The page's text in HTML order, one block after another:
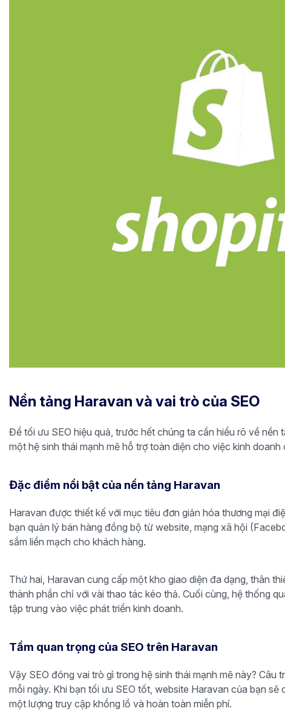
Nền tảng Haravan và vai trò của SEO
Để tối ưu SEO hiệu quả, trước hết chúng ta cần hiểu rõ về
một hệ sinh thái mạnh mẽ hỗ trợ toàn diện cho việc kinh doanh
Đặc điểm nổi bật của nền tảng Haravan
Haravan được thiết kế với mục tiêu đơn giản hóa thương mại
bạn quản lý bán hàng đồng bộ từ website, mạng xã hội
sắm liền mạch cho khách hàng.
Thứ hai, Haravan cung cấp một kho giao diện đa dạng, thân
thành phần chỉ với vài thao tác kéo thả. Cuối cùng, hệ thống
tập trung vào việc phát triển kinh doanh.
Tầm quan trọng của SEO trên Haravan
Vậy SEO đóng vai trò gì trong hệ sinh thái mạnh mẽ này? Câu
mỗi ngày. Khi bạn tối ưu SEO tốt, website Haravan của bạn
một lượng truy cập khổng lồ và hoàn toàn miễn phí.